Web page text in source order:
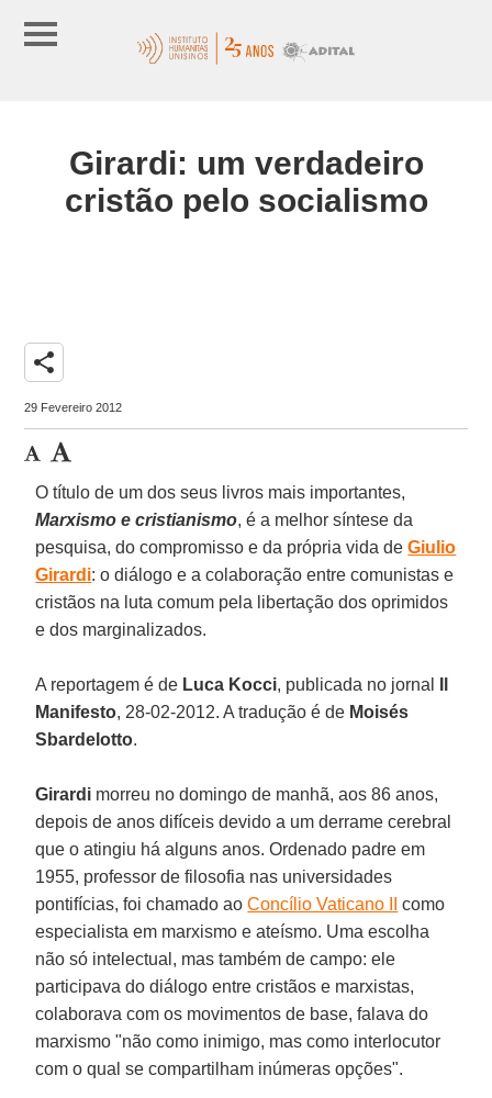
Girardi: um verdadeiro
cristão pelo socialismo
share
29 Fevereiro 2012
O título de um dos seus livros mais importantes,
Marxismo e cristianismo, é a melhor síntese da
pesquisa, do compromisso e da própria vida deGiulio
Girardi: o diálogo e a colaboração entre comunistas e
cristãos na luta comum pela libertação dos oprimidos
e dos marginalizados.
A reportagem é de Luca Kocci, publicada no jornal
Manifesto, 28-02-2012. A tradução é de Moisés
Sbardelotto.
Girardi morreu no domingo de manhã, aos 86 anos,
depois de anos difíceis devido a um derrame cerebral
que o atingiu há alguns anos. Ordenado padre em
1955, professor de filosofia nas universidades
pontifícias, foi chamado aoConcílio Vaticano II
como
especialista em marxismo e ateísmo. Uma escolha
não só intelectual, mas também de campo: ele
participava do diálogo entre cristãos e marxistas,
colaborava com os movimentos de base, falava do
marxismo "não como inimigo, mas como interlocutor
com o qual se compartilham inúmeras opções".